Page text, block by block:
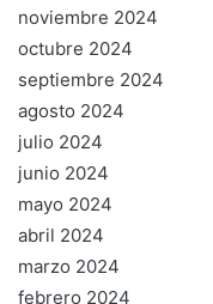
noviembre 2024
octubre 2024
septiembre 2024
agosto 2024
julio 2024
junio 2024
mayo 2024
abril 2024
marzo 2024
febrero 2024